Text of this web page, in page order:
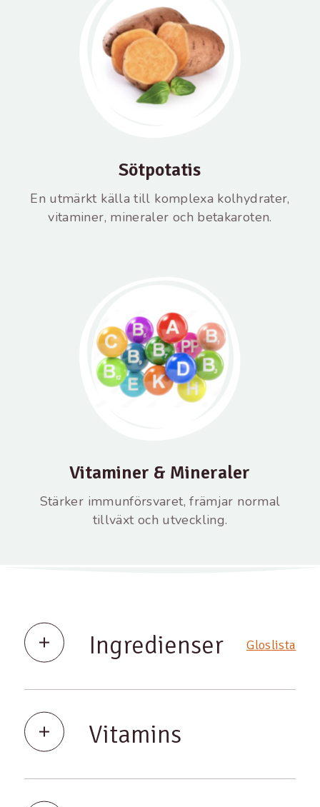
Sötpotatis
En utmärkt källa till komplexa kolhydrater,
vitaminer, mineraler och betakaroten.
Vitaminer & Mineraler
Stärker immunförsvaret, främjar normal
tillväxt och utveckling.
Ingredienser Gloslista
Vitamins